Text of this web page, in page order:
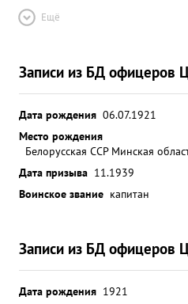
Ещё
Записи из БД
Дата рождения 06.07.1921
Место рождения
Белорусская ССР Минская
Дата призыва 11.1939
Воинское звание капитан
Записи из БД
Дата рождения 1921